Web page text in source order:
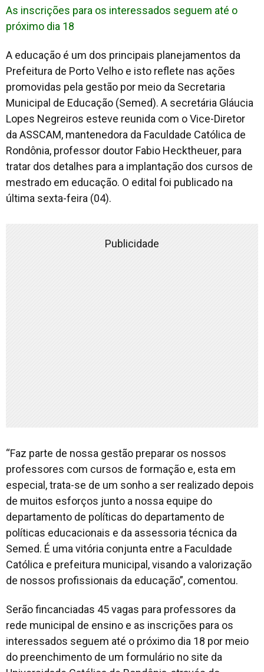
As inscrições para os interessados seguem até o
próximo dia 18
A educação é um dos principais planejamentos da
Prefeitura de Porto Velho e isto reflete nas ações
promovidas pela gestão por meio da Secretaria
Municipal de Educação (Semed). A secretária Gláucia
Lopes Negreiros esteve reunida com o Vice-Diretor
da ASSCAM, mantenedora da Faculdade Católica de
Rondônia, professor doutor Fabio Hecktheuer, para
tratar dos detalhes para a implantação dos cursos de
mestrado em educação. O edital foi publicado na
última sexta-feira (04).
Publicidade
“Faz parte de nossa gestão preparar os nossos
professores com cursos de formação e, esta em
especial, trata-se de um sonho a ser realizado depois
de muitos esforços junto a nossa equipe do
departamento de políticas do departamento de
políticas educacionais e da assessoria técnica da
Semed. É uma vitória conjunta entre a Faculdade
Católica e prefeitura municipal, visando a valorização
de nossos profissionais da educação”, comentou.
Serão fincanciadas 45 vagas para professores da
rede municipal de ensino e as inscrições para os
interessados seguem até o próximo dia 18 por meio
do preenchimento de um formulário no site da